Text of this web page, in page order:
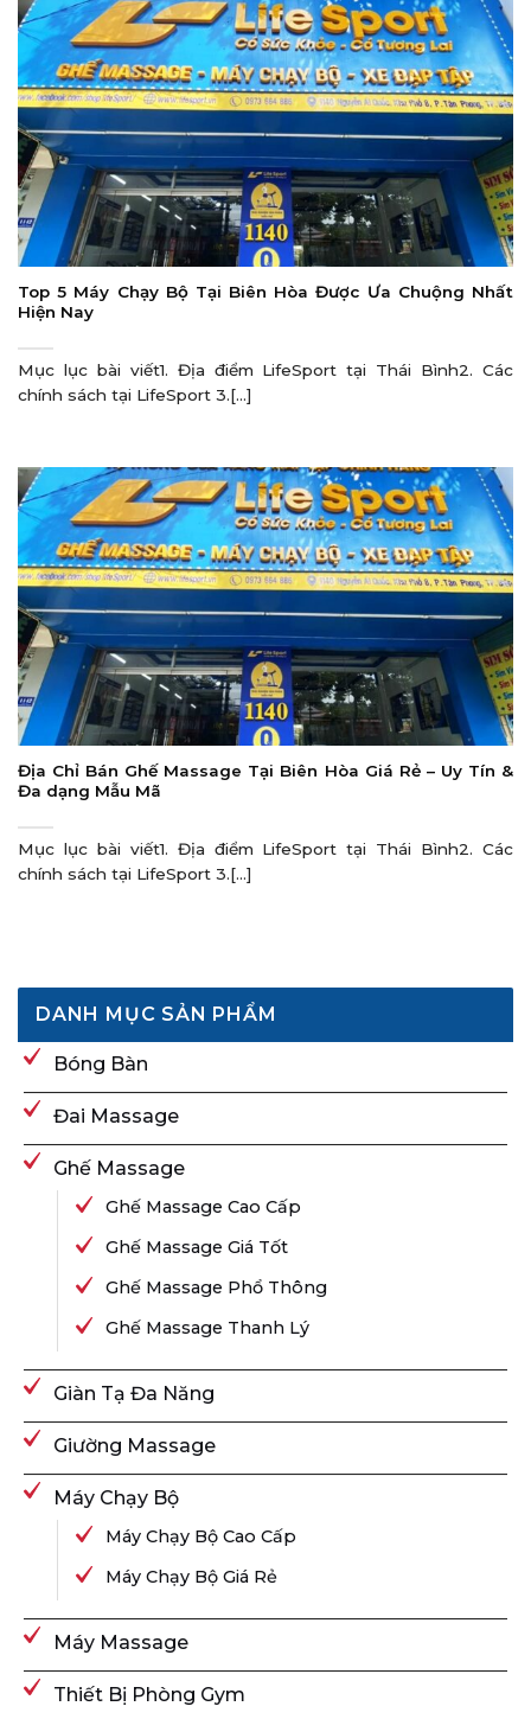
Top 5 Máy Chạy Bộ Tại Biên Hòa Được Ưa Chuộng Nhất
Hiện Nay
Mục lục bài viết1. Địa điểm LifeSport tại Thái Bình2. Các
chính sách tại LifeSport 3.[...]
Địa Chỉ Bán Ghế Massage Tại Biên Hòa Giá Rẻ – Uy Tín &
Đa dạng Mẫu Mã
Mục lục bài viết1. Địa điểm LifeSport tại Thái Bình2. Các
chính sách tại LifeSport 3.[...]
DANH MỤC SẢN PHẨM
Bóng Bàn
Đai Massage
Ghế Massage
Ghế Massage Cao Cấp
Ghế Massage Giá Tốt
Ghế Massage Phổ Thông
Ghế Massage Thanh Lý
Giàn Tạ Đa Năng
Giường Massage
Máy Chạy Bộ
Máy Chạy Bộ Cao Cấp
Máy Chạy Bộ Giá Rẻ
Máy Massage
Thiết Bị Phòng Gym